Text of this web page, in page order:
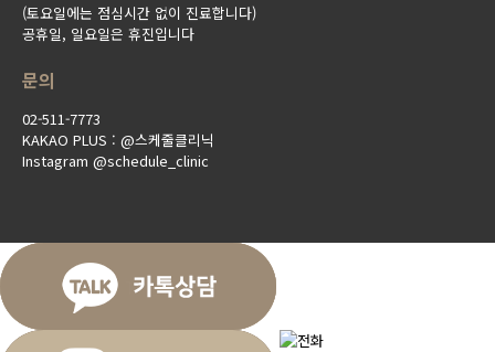
(토요일에는 점심시간 없이 진료합니다)
공휴일, 일요일은 휴진입니다
문의
02-511-7773
KAKAO PLUS : @스케줄클리닉
Instagram @schedule_clinic